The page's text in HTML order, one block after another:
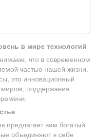
в мире технологий
что в современном
частью нашей жизни.
это инновационный
поддержания
предлагает вам богатый
объединяют в себе